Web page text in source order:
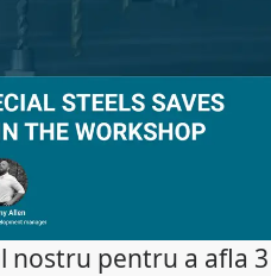
nostru pentru a afla 3